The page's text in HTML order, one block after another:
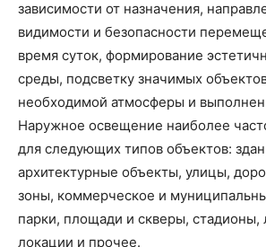
зависимости от назначения,
видимости и безопасности
время суток, формирование
среды, подсветку значимых
необходимой атмосферы и
Наружное освещение наиболее
для следующих типов объектов:
архитектурные объекты, улицы,
зоны, коммерческое и
парки, площади и скверы,
локации и прочее.